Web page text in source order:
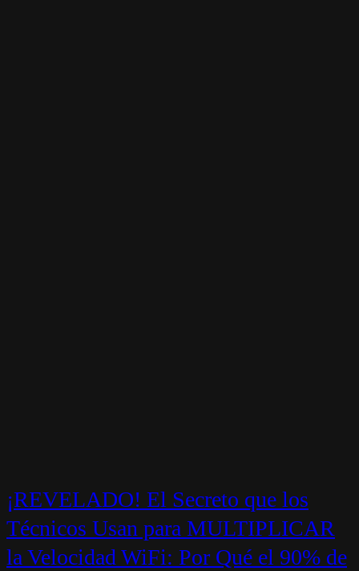
¡REVELADO! El Secreto que los
Técnicos Usan para MULTIPLICAR
la Velocidad WiFi: Por Qué el 90% de